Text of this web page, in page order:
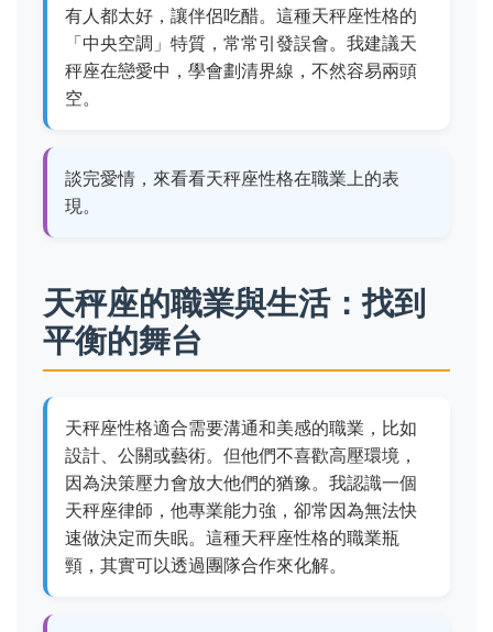
有人都太好，讓伴侶吃醋。這種天秤座性格的
「中央空調」特質，常常引發誤會。我建議天
秤座在戀愛中，學會劃清界線，不然容易兩頭
空。
談完愛情，來看看天秤座性格在職業上的表
現。
天秤座的職業與生活：找到
平衡的舞台
天秤座性格適合需要溝通和美感的職業，比如
設計、公關或藝術。但他們不喜歡高壓環境，
因為決策壓力會放大他們的猶豫。我認識一個
天秤座律師，他專業能力強，卻常因為無法快
速做決定而失眠。這種天秤座性格的職業瓶
頸，其實可以透過團隊合作來化解。